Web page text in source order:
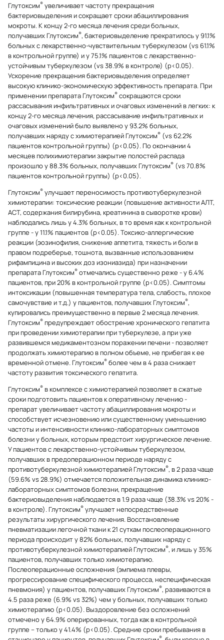
Глутоксим® увеличивает частоту прекращения
бактериовыделения и сокращает сроки абациллирования
мокроты. К концу 2-го месяца лечения среди больных,
получавших Глутоксим®, бактериовыделение прекратилось у 91.1%
больных с лекарственно-чувствительным туберкулезом (vs 61.1%
в контрольной группе) и у 75.1% пациентов с лекарственно-
устойчивым туберкулезом (vs 38.9% в контроле) (р<0.05).
Ускорение прекращения бактериовыделения определяет
высокую клинико-экономическую эффективность препарата. При
применении препарата Глутоксим® сокращаются сроки
рассасывания инфильтративных и очаговых изменений в легких: к
концу 2-го месяца лечения, рассасывание инфильтративных и
очаговых изменений было выявлено у 93.2% больных,
получавших наряду с химиотерапией Глутоксим® (vs 62.2%
пациентов контрольной группы) (р<0.05). По окончании 4
месяцев полихимиотерапии закрытие полостей распада
произошло у 88.3% больных, получавших Глутоксим® (vs 70.8%
пациентов контрольной группы) (р<0.05).
Глутоксим® улучшает переносимость противотуберкулезной
химиотерапии: токсические реакции (повышение активности АЛТ,
ACT, содержания билирубина, креатинина в сыворотке крови)
наблюдались лишь у 4.3% больных, в то время как к контрольной
группе - у 11.1% пациентов (р<0.05). Токсико-аллергические
реакции (эозинофилия, снижение аппетита, тяжесть и боли в
правом подреберье, тошнота, вызванные использованием
рифампицина и высоких доз изониазида) при назначении
препарата Глутоксим® отмечались существенно реже - у 6.4%
пациентов, при 20% в контрольной группе (р<0.05). Симптомы
интоксикации (повышенная температура тела, слабость, плохое
самочувствие и т.д.) у пациентов, получавших Глутоксим®,
купировались преимущественно в первые 2 месяца лечения.
Глутоксим® предупреждает обострение хронического гепатита
при проведении химиотерапии при туберкулезе, а при уже
развившемся медикаментозном поражении печени - позволяет
продолжать химиотерапию в полном объеме, не прибегая к ее
временной отмене. Глутоксим® более чем в 4 раза снижает
частоту развития токсического гепатита.
Глутоксим® в комплексе с химиотерапией позволяет в сжатые
сроки подготовить пациентов к оперативному лечению -
препарат увеличивает частоту абациллирования мокроты и
способствует исчезновению или существенному уменьшению
частоты и интенсивности клинико-лабораторных симптомов
болезни у больных, которым предстоит хирургическое лечение.
У пациентов с лекарственно-устойчивым туберкулезом,
получавших в предоперационном периоде наряду с
противотуберкулезной химиотерапией Глутоксим®, в 2 раза чаще
(59.6% vs 28.9%) отмечается положительная динамика клинико-
лабораторных симптомов болезни, прекращение
бактериовыделения наблюдается в 1.9 раза чаще (38.3% vs 20% -
в контроле). Глутоксим® улучшает непосредственные
результаты хирургического лечения. Восстановление
пневматизации легочной ткани к 21 суткам послеоперационного
периода происходит у 82% больных, получавших наряду с
противотуберкулезной химиотерапией Глутоксим®, и лишь у 35%
пациентов, получавших только химиотерапию.
Послеоперационные осложнения (эмпиема плевры,
прогрессирование специфического процесса, неспецифическая
пневмония) у пациентов, получавших Глутоксим®, развиваются в
4.5 раза реже (6.9% vs 32%) чем у больных, получавших только
химиотерапию (р<0.05). Выздоровление без осложнений
отмечено у 64.9% оперированных, тогда как в контрольной
группе – только у 41.4% (р<0.05). Средние сроки пребывания в
®